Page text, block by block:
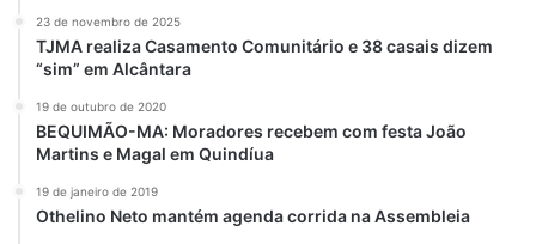
23 de novembro de 2025
TJMA realiza Casamento Comunitário e 38 casais dizem
“sim” em Alcântara
19 de outubro de 2020
BEQUIMÃO-MA: Moradores recebem com festa João
Martins e Magal em Quindíua
19 de janeiro de 2019
Othelino Neto mantém agenda corrida na Assembleia